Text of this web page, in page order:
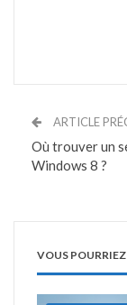
ARTICLE
Où trouver un
Windows 8 ?
VOUS